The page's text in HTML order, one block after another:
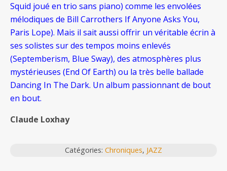
Squid joué en trio sans piano) comme les envolées
mélodiques de Bill Carrothers If Anyone Asks You,
Paris Lope). Mais il sait aussi offrir un véritable écrin à
ses solistes sur des tempos moins enlevés
(Septemberism, Blue Sway), des atmosphères plus
mystérieuses (End Of Earth) ou la très belle ballade
Dancing In The Dark. Un album passionnant de bout
en bout.
Claude Loxhay
Catégories: Chroniques, JAZZ